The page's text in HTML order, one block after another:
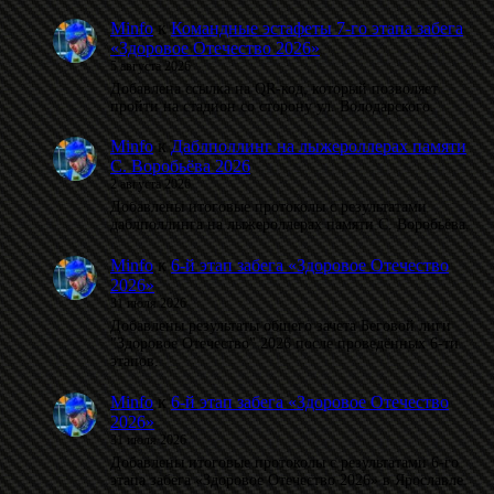
Minfo кКомандные эстафеты 7-го этапа забега
«Здоровое Отечество 2026»
5 августа 2026
Добавлена ссылка на QR-код, который позволяет
пройти на стадион со сторону ул. Володарского.
MinfoкДаблполлинг на лыжероллерах памяти
С. Воробьёва 2026
2 августа 2026
Добавлены итоговые протоколы с результатами
даблполлинга на лыжероллерах памяти С. Воробьёва.
Minfoк6-й этап забега «Здоровое Отечество
2026»
31 июля 2026
Добавлены результаты общего зачета Беговой лиги
"Здоровое Отечество" 2026 после проведённых 6-ти
этапов.
Minfoк6-й этап забега «Здоровое Отечество
2026»
31 июля 2026
Добавлены итоговые протоколы с результатами 6-го
этапа забега «Здоровое Отечество 2026» в Ярославле.